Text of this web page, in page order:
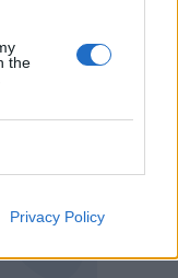
the
Privacy Policy
di
ore sono stati